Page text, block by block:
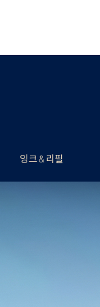
잉크 & 리필